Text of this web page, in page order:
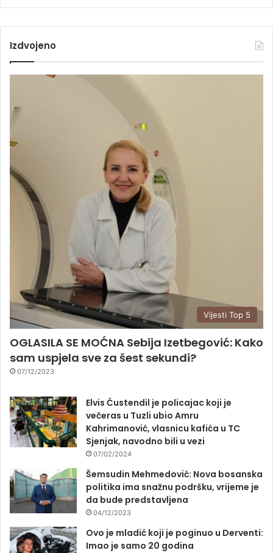
Izdvojeno
Vijesti Top 5
OGLASILA SE MOĆNA Sebija Izetbegović: Kako
sam uspjela sve za šest sekundi?
07/12/2023
Elvis Ćustendil je policajac koji je
večeras u Tuzli ubio Amru
Kahrimanović, vlasnicu kafića u TC
Sjenjak, navodno bili u vezi
07/02/2024
Šemsudin Mehmedović: Nova bosanska
politika ima snažnu podršku, vrijeme je
da bude predstavljena
04/12/2023
Ovo je mladić koji je poginuo u Derventi:
Imao je samo 20 godina